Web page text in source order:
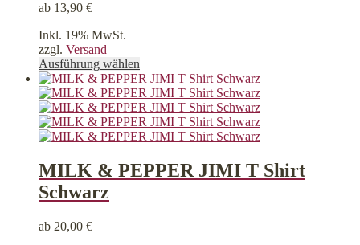
ab 13,90 €
Inkl. 19% MwSt.
zzgl. Versand
Ausführung wählen
Produkt
weist
mehrere
Varianten
auf.
Optionen
können
MILK & PEPPER JIMI T Shirt
Schwarz
ab 20,00 €